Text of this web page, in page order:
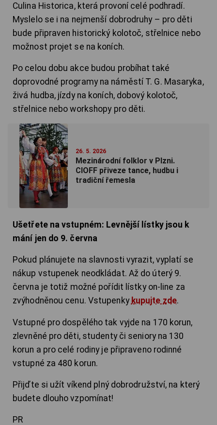
Culina Historica, která provoní celé podhradí.
Myslelo se i na nejmenší dobrodruhy – pro děti
bude připraven historický kolotoč, střelnice nebo
možnost projet se na koních.
Po celou dobu akce budou probíhat také
doprovodné programy na náměstí T. G. Masaryka,
živá hudba, jízdy na koních, dobový kolotoč,
střelnice nebo workshopy pro děti.
26. 5. 2026
Mezinárodní folklor v Plzni.
CIOFF přiveze tance, hudbu i
tradiční řemesla
Ušetřete na vstupném: Levnější lístky jsou k
mání jen do 9. června
Pokud plánujete na slavnosti vyrazit, vyplatí se
nákup vstupenek neodkládat. Až do úterý 9.
června je totiž možné pořídit lístky on-line za
zvýhodněnou cenu. Vstupenky kupujte zde.
Vstupné pro dospělého tak vyjde na 170 korun,
zlevněné pro děti, studenty či seniory na 130
korun a pro celé rodiny je připraveno rodinné
vstupné za 480 korun.
Přijďte si užít víkend plný dobrodružství, na který
budete dlouho vzpomínat!
PR